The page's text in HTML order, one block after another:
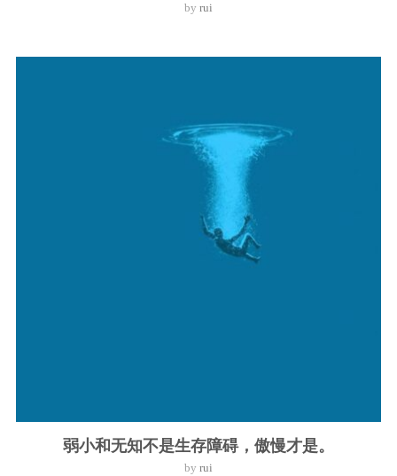
by rui
弱小和无知不是生存障碍，傲慢才是。
by rui